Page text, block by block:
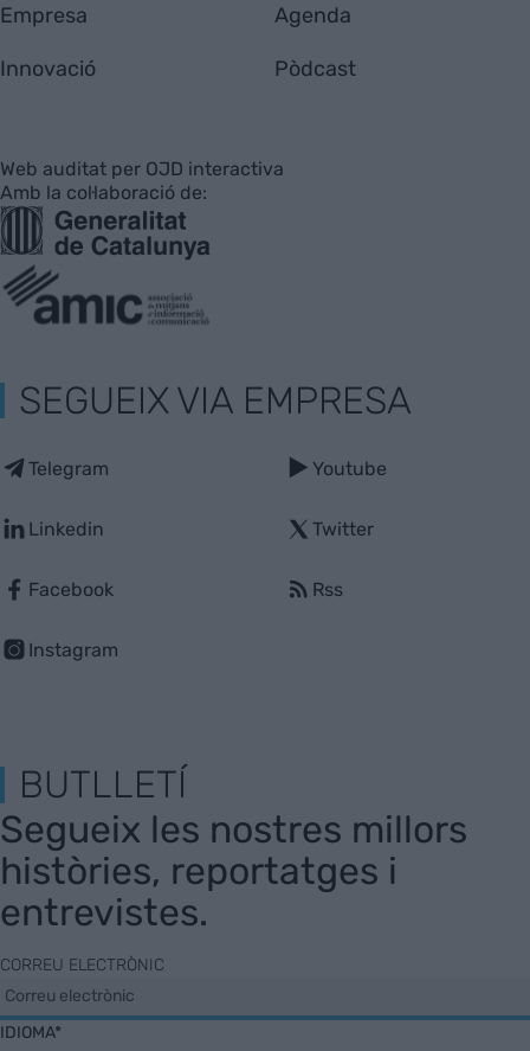
Empresa
Innovació
Agenda
Pòdcast
Web auditat per OJD interactiva
Amb la col·laboració de:
SEGUEIX VIA EMPRESA
Telegram
Linkedin
Facebook
Instagram
Youtube
Twitter
Rss
BUTLLETÍ
Segueix les nostres millors
històries, reportatges i
entrevistes.
CORREU ELECTRÒNIC
IDIOMA*